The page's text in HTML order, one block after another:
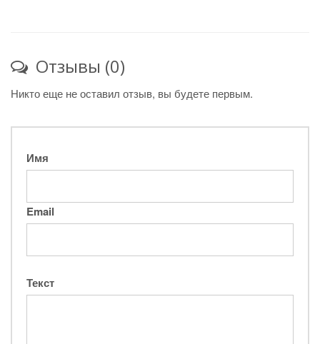
Отзывы (0)
Никто еще не оставил отзыв, вы будете первым.
Имя
Email
Текст